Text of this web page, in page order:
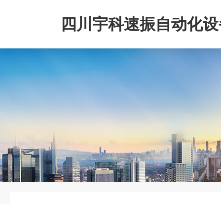
四川宇科速振自动化
公司